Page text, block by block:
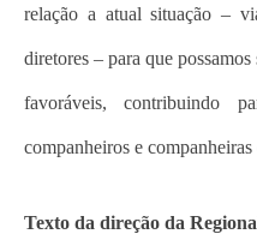
relação a atual situação –
diretores – para que
favoráveis, contribuindo
companheiros e
Texto da direção da